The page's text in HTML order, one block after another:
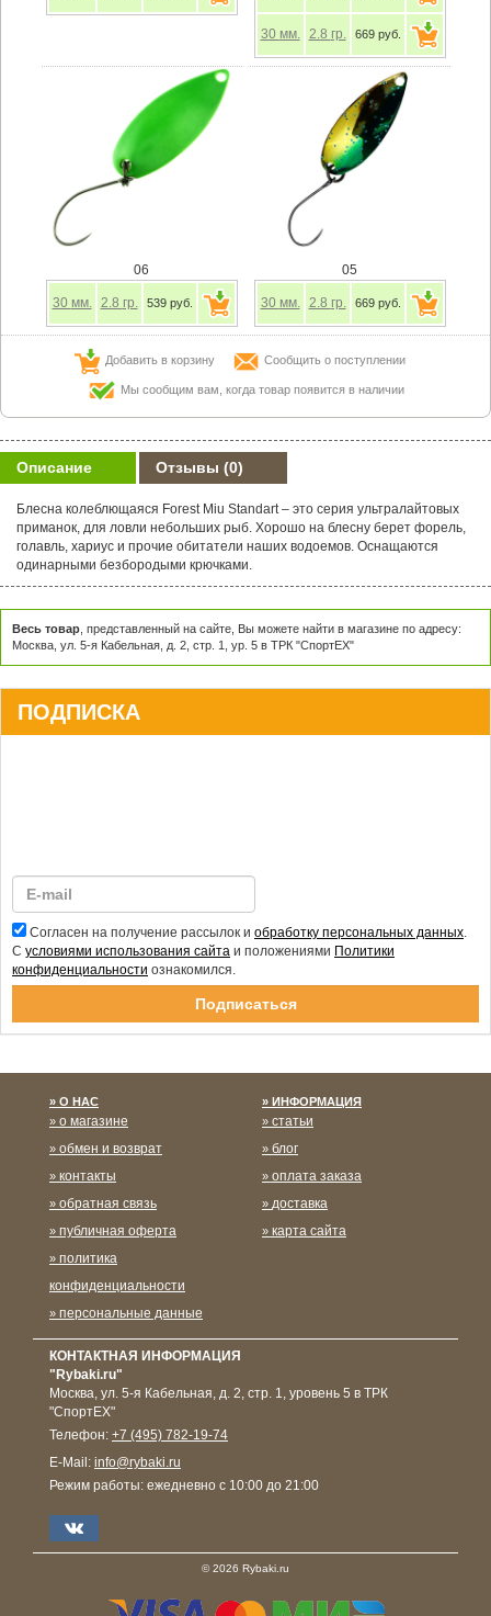
30 мм. 2.8 гр. 669 руб.
06
30 мм. 2.8 гр. 539 руб.
05
30 мм. 2.8 гр. 669 руб.
Добавить в корзину Сообщить о поступлении
Мы сообщим вам, когда товар появится в наличии
Описание Отзывы (0)
Блесна колеблющаяся Forest Miu Standart – это серия ультралайтовых
приманок, для ловли небольших рыб. Хорошо на блесну берет форель,
голавль, хариус и прочие обитатели наших водоемов. Оснащаются
одинарными безбородыми крючками.
Весь товар , представленный на сайте, Вы можете найти в магазине по адресу:
Москва, ул. 5-я Кабельная, д. 2, стр. 1, ур. 5 в ТРК "СпортЕХ"
ПОДПИСКА
Согласен на получение рассылок и обработку персональных данных
С условиями использования сайта и положениями Политики
конфиденциальности ознакомился.
О НАС
о магазине
обмен и возврат
контакты
обратная связь
публичная оферта
политика
конфиденциальности
персональные данные
ИНФОРМАЦИЯ
статьи
блог
оплата заказа
доставка
карта сайта
КОНТАКТНАЯ ИНФОРМАЦИЯ
"Rybaki.ru"
Москва, ул. 5-я Кабельная, д. 2, стр. 1, уровень 5 в ТРК
"СпортЕХ"
Телефон: +7 (495) 782-19-74
E-Mail: info@rybaki.ru
Режим работы: ежедневно с 10:00 до 21:00
© 2026 Rybaki.ru